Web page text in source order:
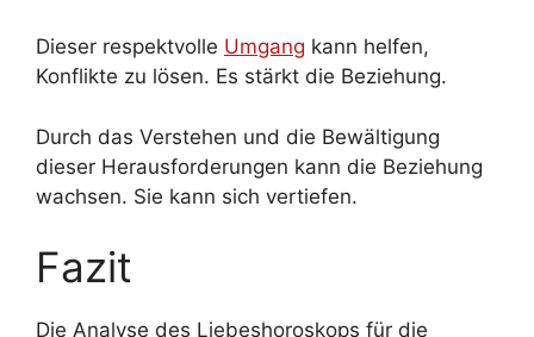
Dieser respektvolle Umgang kann helfen,
Konflikte zu lösen. Es stärkt die Beziehung.
Durch das Verstehen und die Bewältigung
dieser Herausforderungen kann die Beziehung
wachsen. Sie kann sich vertiefen.
Fazit
Die Analyse des Liebeshoroskops für die